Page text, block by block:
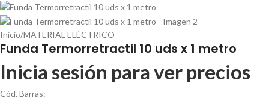
Inicio/MATERIAL ELÉCTRICO
Funda Termorretractil 10 uds x 1 metro
Inicia sesión para ver precios
Cód. Barras: